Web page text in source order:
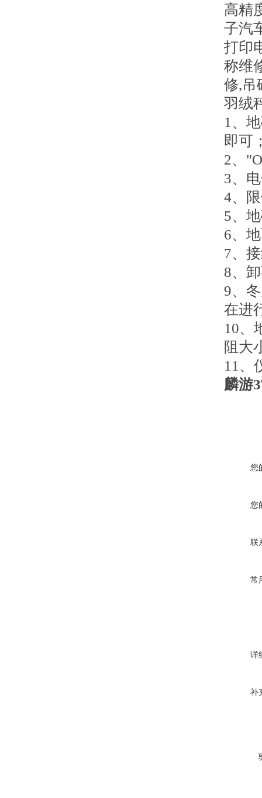
高精
子汽
打印
称维
修,吊
羽绒
1、
即可
2、
3、
4、
5、
6、
7、
8、
9、
在进
10、
阻大
11、
麟游
您
您
联
常
详
补